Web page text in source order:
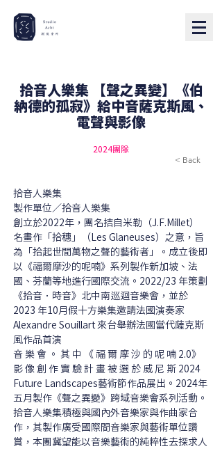
拾音人樂集 【聲之異變】《伯
納德的孤寂》給中音薩克斯風、
電聲與影像
2024團隊
< Back
拾音人樂集
製作單位／拾音人樂集
創立於2022年，團名拮自米勒（J.F.Millet）
名畫作「拾穗」（Les Glaneuses）之意，旨
為「拾起世間萬物之聲的藝術者」。成立後即
以《福爾摩沙的呢喃》系列製作新加坡、法
國、芬蘭等地進行國際交流。2022/23 年策劃
《拾音．時音》北中南巡迴音樂會，並於
2023 年10月假十方樂集邀請法國演奏家
Alexandre Souillart 來台舉辦法國當代薩克斯
風作品首演
音 樂 會 。 其 中 《 福 爾 摩 沙 的 呢 喃 2.0》
影 像 創 作 實 驗 計 畫 被 選 於 威 尼 斯 2024
Future Landscapes藝術節作品展出。2024年
五月製作《聲之異變》跨域音樂會系列活動。
拾音人樂集積極與國內外音樂家與作曲家合
作，其製作廣受國際間音樂家與藝術單位讚
賞，本團冀望能以音樂藝術的純粹性去探求人